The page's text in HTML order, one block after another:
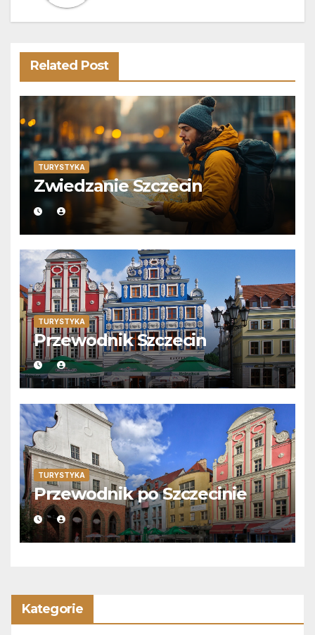
Related Post
TURYSTYKA
Zwiedzanie Szczecin
TURYSTYKA
Przewodnik Szczecin
TURYSTYKA
Przewodnik po Szczecinie
Kategorie